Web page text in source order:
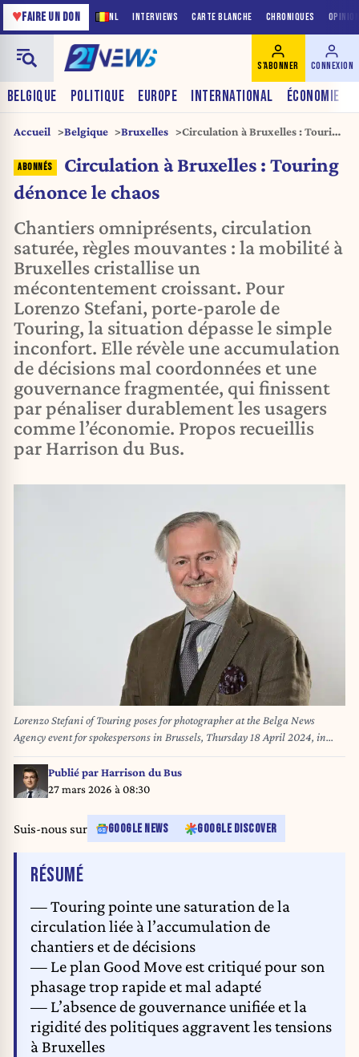
NL INTERVIEWS CARTE BLANCHE CHRONIQUES
♥FAIRE UN DON
BELGIQUE POLITIQUE EUROPE INTERNATIONAL ÉCONOMIE
S'ABONNER CONNEXION
Accueil Belgique Bruxelles
Circulation à Bruxelles : Touring
Circulation à Bruxelles : Touring
dénonce le chaos
Chantiers omniprésents, circulation
saturée, règles mouvantes : la mobilité à
Bruxelles cristallise un
mécontentement croissant. Pour
Lorenzo Stefani, porte-parole de
Touring, la situation dépasse le simple
inconfort. Elle révèle une accumulation
de décisions mal coordonnées et une
gouvernance fragmentée, qui finissent
par pénaliser durablement les usagers
comme l’économie. Propos recueillis
par Harrison du Bus.
Lorenzo Stefani of Touring poses for photographer at the Belga News
Agency event for spokespersons in Brussels, Thursday 18 April 2024, in
Belga News Agency offices. Belga PHOTO DIRK WAEM
Publié parHarrison du Bus
27 mars 2026 à 08:30
Suis-nous sur GOOGLE NEWS GOOGLE DISCOVER
RÉSUMÉDE L'ARTICLE
— Touring pointe une saturation de la
circulation liée à l’accumulation de
chantiers et de décisions
— Le plan Good Move est critiqué pour son
phasage trop rapide et mal adapté
— L’absence de gouvernance unifiée et la
rigidité des politiques aggravent les tensions
à Bruxelles